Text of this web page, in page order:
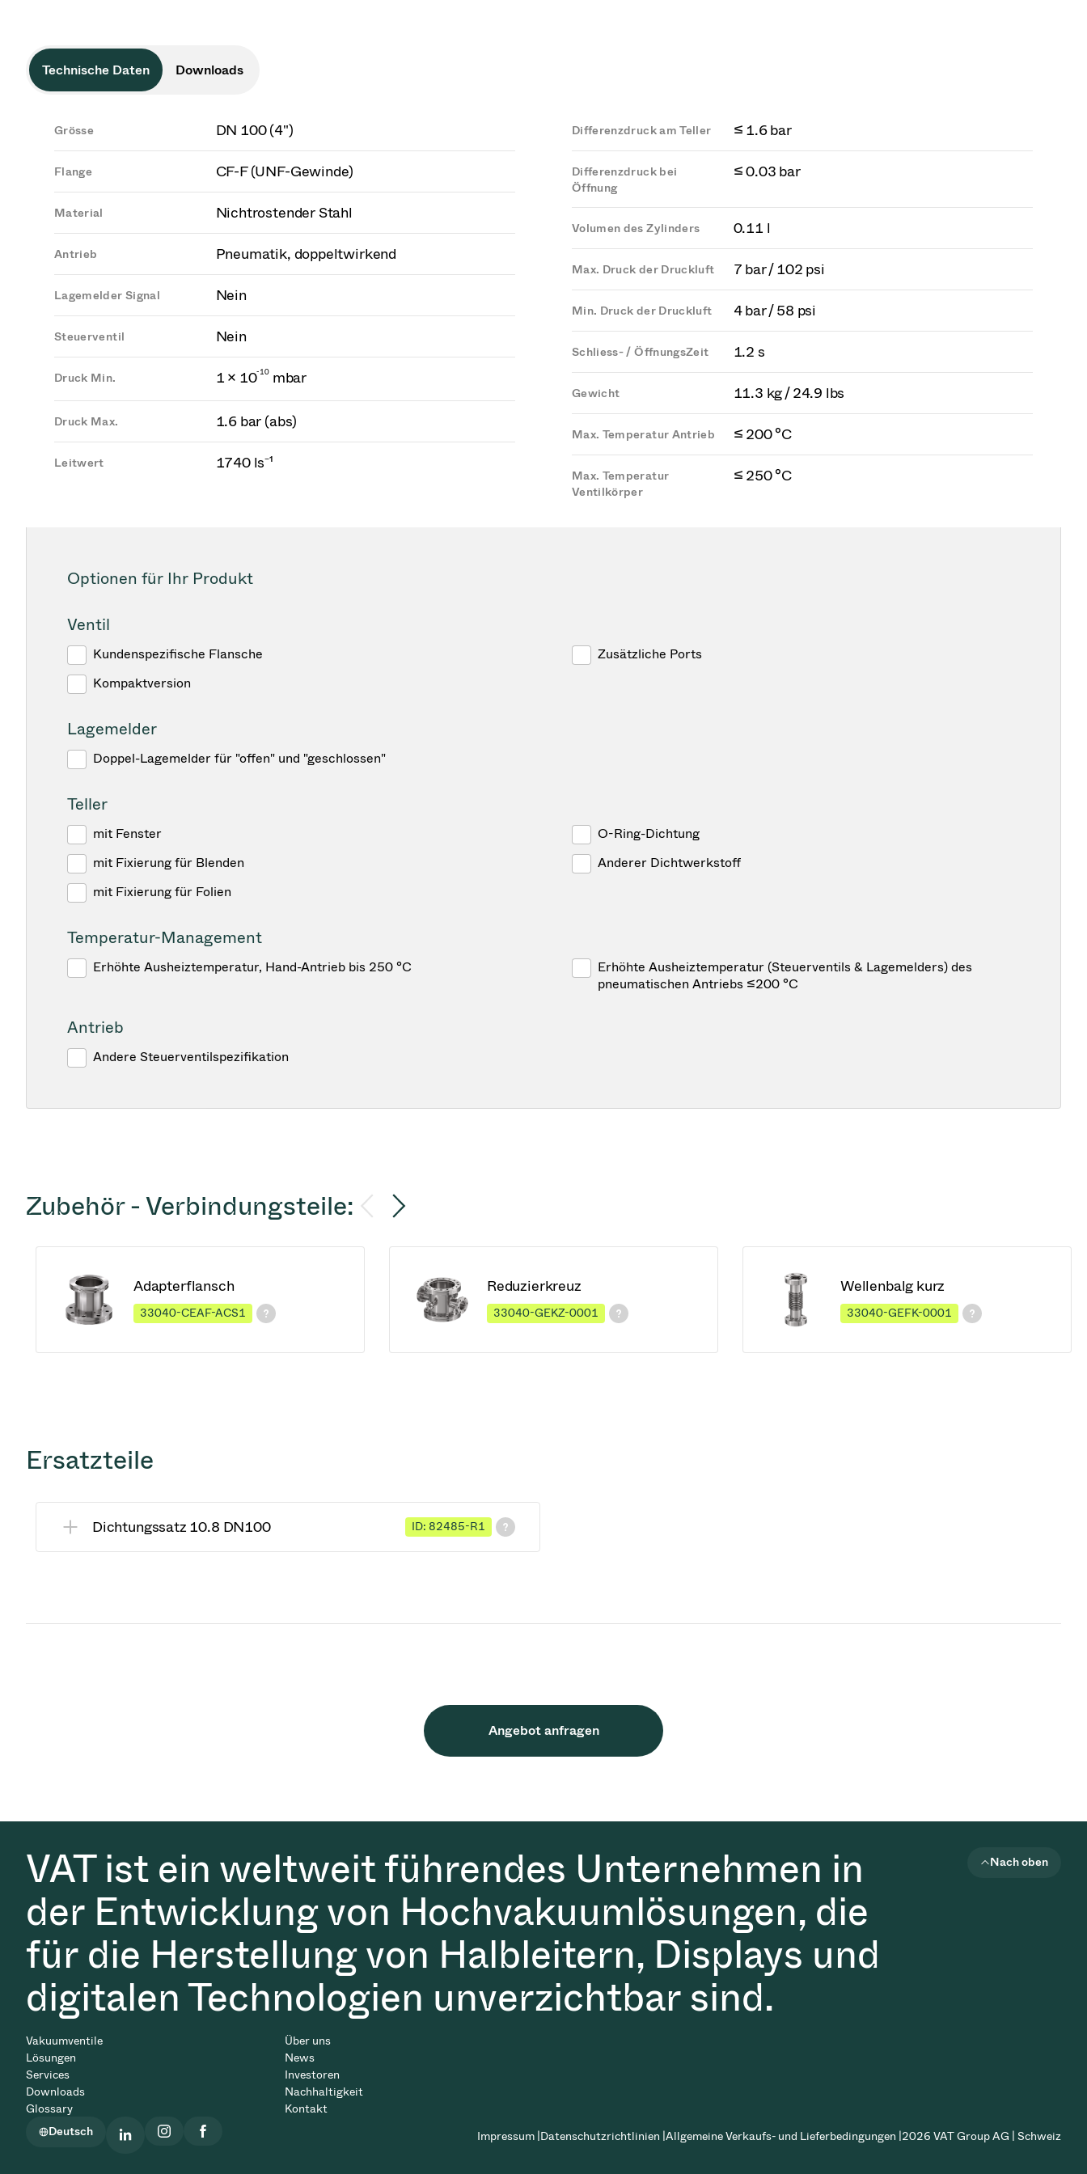
Technische Daten Downloads
Grösse DN 100 (4")
Flange CF-F (UNF-Gewinde)
Material Nichtrostender Stahl
Antrieb Pneumatik, doppeltwirkend
Lagemelder Signal Nein
Steuerventil Nein
Druck Min. 1 × 10-10mbar
Druck Max. 1.6 bar (abs)
Leitwert 1740 ls⁻¹
Differenzdruck am Teller ≤ 1.6 bar
Differenzdruck bei
Öffnung
≤ 0.03 bar
Volumen des Zylinders 0.11 l
Max. Druck der Druckluft 7 bar / 102 psi
Min. Druck der Druckluft 4 bar / 58 psi
Schliess- / ÖffnungsZeit 1.2 s
Gewicht 11.3 kg / 24.9 lbs
Max. Temperatur Antrieb ≤ 200 °C
Max. Temperatur
Ventilkörper
≤ 250 °C
Optionen für Ihr Produkt
Ventil
Kundenspezifische Flansche
Kompaktversion
Zusätzliche Ports
Lagemelder
Doppel-Lagemelder für "offen" und "geschlossen"
Teller
mit Fenster
mit Fixierung für Blenden
mit Fixierung für Folien
O-Ring-Dichtung
Anderer Dichtwerkstoff
Temperatur-Management
Erhöhte Ausheiztemperatur, Hand-Antrieb bis 250 °C
Erhöhte Ausheiztemperatur (Steuerventils & Lagemelders) des
pneumatischen Antriebs ≤200 °C
Antrieb
Andere Steuerventilspezifikation
Zubehör - Verbindungsteile:
Adapterflansch
33040-CEAF-ACS1
Reduzierkreuz
33040-GEKZ-0001
Wellenbalg kurz
33040-GEFK-0001
Ersatzteile
Dichtungssatz 10.8 DN100 ID: 82485-R1
Angebot anfragen
VAT ist ein weltweit führendes Unternehmen in
der Entwicklung von Hochvakuumlösungen, die
für die Herstellung von Halbleitern, Displays und
digitalen Technologien unverzichtbar sind.
Nach oben
Vakuumventile
Lösungen
Services
Downloads
Glossary
Über uns
News
Investoren
Nachhaltigkeit
Kontakt
Deutsch
Impressum | Datenschutzrichtlinien | Allgemeine Verkaufs- und Lieferbedingungen | 2026 VAT Group AG | Schweiz